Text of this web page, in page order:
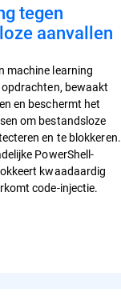
tegen
aanvallen
machine learning
bewaakt
en beschermt het
om bestandsloze
en te blokkeren.
PowerShell-
kwaadaardig
code-injectie.